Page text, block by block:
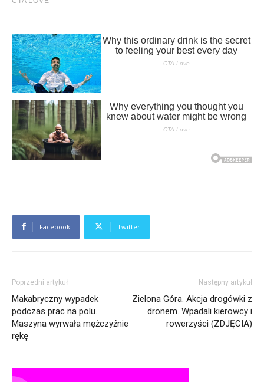
Facebook Twitter
Poprzedni artykuł
Makabryczny wypadek
podczas prac na polu.
Maszyna wyrwała mężczyźnie
rękę
Następny artykuł
Zielona Góra. Akcja drogówki z
dronem. Wpadali kierowcy i
rowerzyści (ZDJĘCIA)